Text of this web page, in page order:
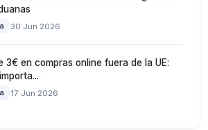
30 Jun 2026
3€ en compras online fuera de la UE:
17 Jun 2026